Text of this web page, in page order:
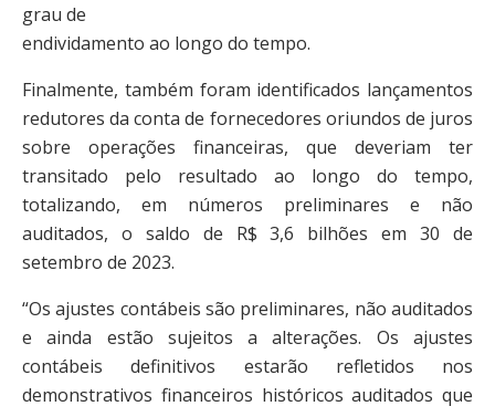
grau de
endividamento ao longo do tempo.
Finalmente, também foram identificados lançamentos
redutores da conta de fornecedores oriundos de juros
sobre operações financeiras, que deveriam ter
transitado pelo resultado ao longo do tempo,
totalizando, em números preliminares e não
auditados, o saldo de R$ 3,6 bilhões em 30 de
setembro de 2023.
“Os ajustes contábeis são preliminares, não auditados
e ainda estão sujeitos a alterações. Os ajustes
contábeis definitivos estarão refletidos nos
demonstrativos financeiros históricos auditados que